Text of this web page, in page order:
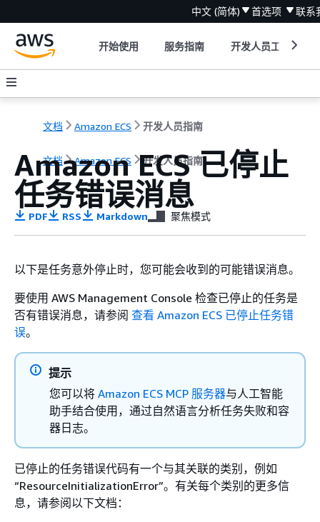
中文 (简体) 首选项 联系
开始使用 服务指南 开发人员工具
文档 Amazon ECS 开发人员指南
文档 Amazon ECS 开发人员指南
Amazon ECS 已停止
任务错误消息
PDF RSS Markdown 聚焦模式
以下是任务意外停止时，您可能会收到的可能错误消息。
要使用 AWS Management Console 检查已停止的任务是
否有错误消息，请参阅 查看 Amazon ECS 已停止任务错
误。
提示
您可以将 Amazon ECS MCP 服务器与人工智能
助手结合使用，通过自然语言分析任务失败和容
器日志。
已停止的任务错误代码有一个与其关联的类别，例如
“ResourceInitializationError”。有关每个类别的更多信
息，请参阅以下文档：